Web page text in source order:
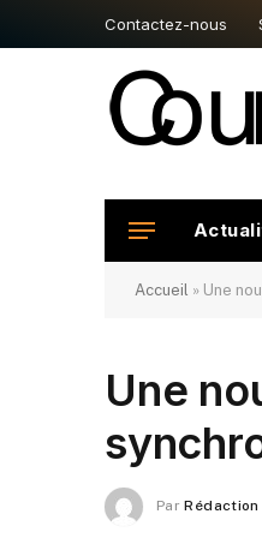
Contactez-nous
Accueil » Une
Une
Par